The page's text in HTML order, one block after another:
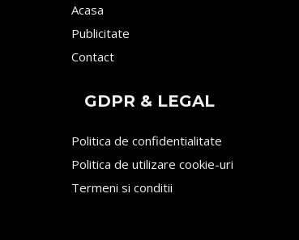
Acasa
Publicitate
Contact
GDPR & LEGAL
Politica de confidentialitate
Politica de utilizare cookie-uri
Termeni si conditii